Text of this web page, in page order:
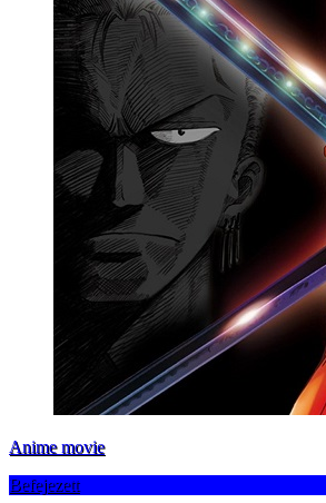
Anime movie
Befejezett